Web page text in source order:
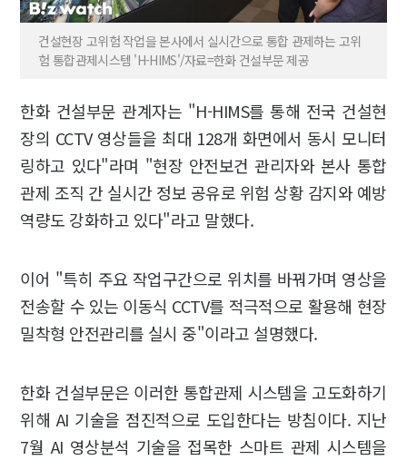
건설현장 고위험 작업을 본사에서 실시간으로 통합 관제하는 고위
험 통합관제시스템 'H-HIMS'/자료=한화 건설부문 제공
한화 건설부문 관계자는 "H-HIMS를 통해 전국 건설현
장의 CCTV 영상들을 최대 128개 화면에서 동시 모니터
링하고 있다"라며 "현장 안전보건 관리자와 본사 통합
관제 조직 간 실시간 정보 공유로 위험 상황 감지와 예방
역량도 강화하고 있다"라고 말했다.
이어 "특히 주요 작업구간으로 위치를 바꿔가며 영상을
전송할 수 있는 이동식 CCTV를 적극적으로 활용해 현장
밀착형 안전관리를 실시 중"이라고 설명했다.
한화 건설부문은 이러한 통합관제 시스템을 고도화하기
위해 AI 기술을 점진적으로 도입한다는 방침이다. 지난
7월 AI 영상분석 기술을 접목한 스마트 관제 시스템을